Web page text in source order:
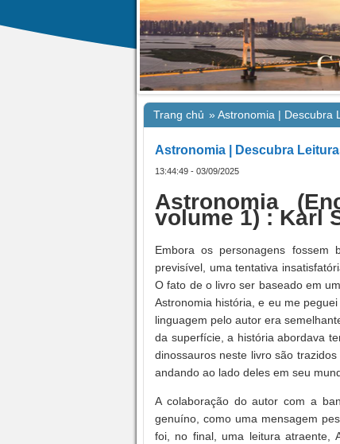
Trang chủ »Astronomia | Descubra
Astronomia | Descubra
13:44:49 - 03/09/2025
Astronomia
volume 1) : Karl
Embora os personagens fossem
previsível, uma tentativa
O fato de o livro ser baseado em
Astronomia história, e eu me
linguagem pelo autor era
da superfície, a história abordava
dinossauros neste livro são
andando ao lado deles em seu
A colaboração do autor com a
genuíno, como uma mensagem
foi, no final, uma leitura atraente,